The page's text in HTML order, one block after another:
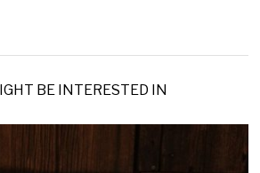
BE INTERESTED IN